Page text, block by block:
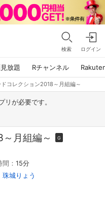
検索 ログイン
放題 Rチャンネル
ドコレクション2018～月組編～
リが必要です。
月組編～ G
間：15分
珠城りょう